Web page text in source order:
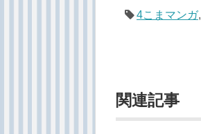
4こまマンガ,
関連記事